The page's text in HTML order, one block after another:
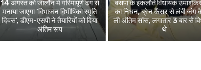
14 अगस्त को जालौन में गरिमापूर्ण ढंग से
मनाया जाएगा ‘विभाजन विभीषिका स्मृति
दिवस’, डीएम-एसपी ने तैयारियों को दिया
अंतिम रूप
बसपा के इकलौते विधायक
का निधन, ब्रेन कैंसर से लंबी जंग
ली अंतिम सांस, लगातार 3 बार से
थे